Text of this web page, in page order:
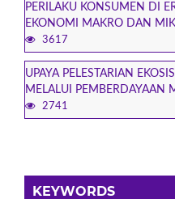
PERILAKU KONSUMEN DI
EKONOMI MAKRO DAN
3617
UPAYA PELESTARIAN
MELALUI PEMBERDAYAAN
2741
KEYWORDS